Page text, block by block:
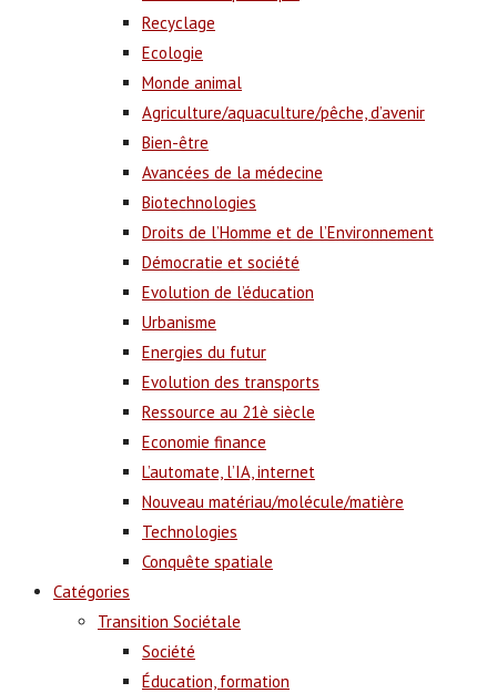
Recyclage
Ecologie
Monde animal
Agriculture/aquaculture/pêche, d’avenir
Bien-être
Avancées de la médecine
Biotechnologies
Droits de l’Homme et de l’Environnement
Démocratie et société
Evolution de l’éducation
Urbanisme
Energies du futur
Evolution des transports
Ressource au 21è siècle
Economie finance
L’automate, l’IA, internet
Nouveau matériau/molécule/matière
Technologies
Conquête spatiale
Catégories
Transition Sociétale
Société
Éducation, formation